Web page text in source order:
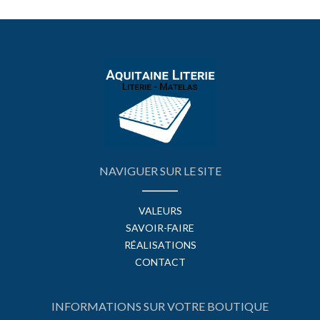
NAVIGUER SUR LE SITE
VALEURS
SAVOIR-FAIRE
RÉALISATIONS
CONTACT
INFORMATIONS SUR VOTRE BOUTIQUE